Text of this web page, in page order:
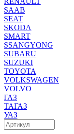
SAAB
SEAT
SKODA
SMART
SSANGYONG
SUBARU
SUZUKI
TOYOTA
VOLKSWAGEN
VOLVO
ГАЗ
ТАГАЗ
УАЗ